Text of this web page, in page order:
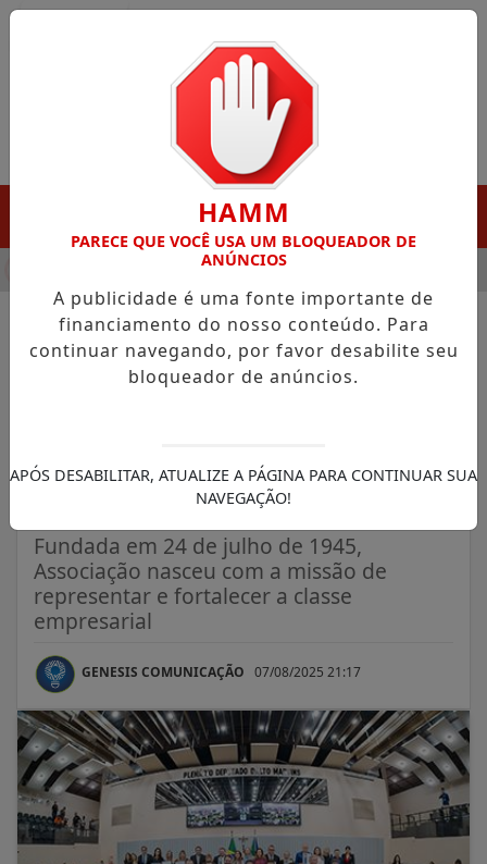
EM PORTO GRANDE COM ATUAÇÃO VOLTADA AO
NOTÍCIAS/ASSEMBLÉIA LEGISLATIVA AP
Poder Legislativo estadual
Associação Comercial do
Fundada em 24 de julho de 1945,
Associação nasceu com a missão de
representar e fortalecer a classe
empresarial
GENESIS COMUNICAÇÃO 07/08/2025 21:17
HAMM
PARECE QUE VOCÊ USA UM BLOQUEADOR DE
ANÚNCIOS
A publicidade é uma fonte importante de
financiamento do nosso conteúdo. Para
continuar navegando, por favor desabilite seu
bloqueador de anúncios.
APÓS DESABILITAR, ATUALIZE A PÁGINA PARA CONTINUAR SUA
NAVEGAÇÃO!